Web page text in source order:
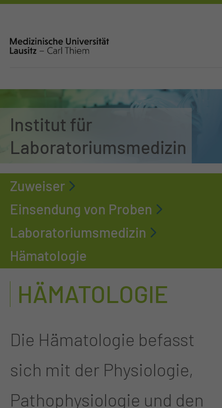
Institut für
Laboratoriumsmedizin
Zuweiser
Einsendung von Proben
Laboratoriumsmedizin
Hämatologie
HÄMATOLOGIE
Die Hämatologie befasst
sich mit der Physiologie,
Pathophysiologie und den